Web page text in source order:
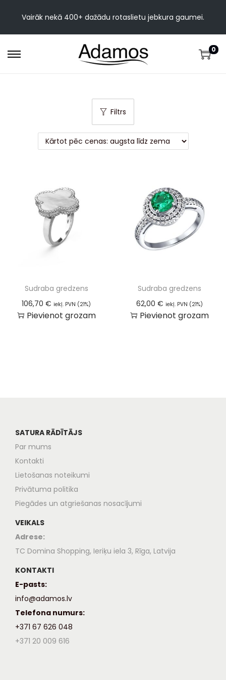
Vairāk nekā 400+ dažādu rotaslietu jebkura gaumei.
0
Filtrs
Sudraba gredzens
106,70€ iekļ. PVN (21%)
Pievienot grozam
Sudraba gredzens
62,00 € iekļ. PVN (21%)
Pievienot grozam
SATURA RĀDĪTĀJS
Par mums
Kontakti
Lietošanas noteikumi
Privātuma politika
Piegādes un atgriešanas nosacījumi
VEIKALS
Adrese:
TC Domina Shopping, Ieriķu iela 3, Rīga, Latvija
KONTAKTI
E-pasts:
info@adamos.lv
Telefona numurs:
+371 67 626 048
+371 20 009 616